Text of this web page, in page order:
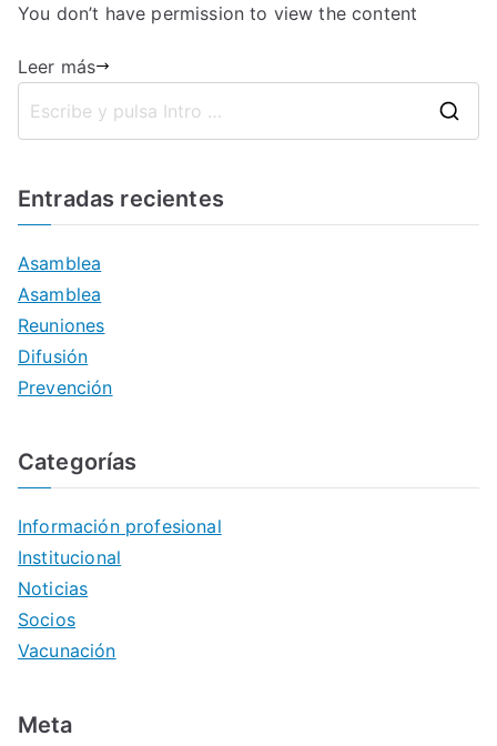
You don’t have permission to view the content
Leer más
Entradas recientes
Asamblea
Asamblea
Reuniones
Difusión
Prevención
Categorías
Información profesional
Institucional
Noticias
Socios
Vacunación
Meta